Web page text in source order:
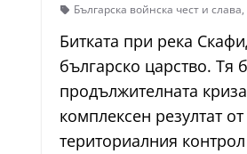
Българска войнска чест и слава,
Битката при река
българско царство. Тя
продължителната
комплексен резултат
териториалния